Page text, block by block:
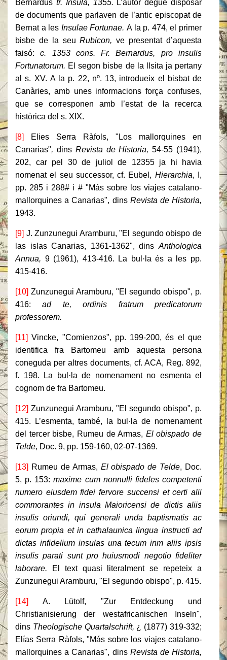
Bernardus tr. Insula, 1355. L’autor degué disposar
de documents que parlaven de l’antic episcopat de
Bernat a les Insulae Fortunae.A la p. 474, el primer
bisbe de la seuRubicon,ve presentat d’aquesta
faisó:c. 1353 cons. Fr. Bernardus, pro insulis
Fortunatorum. El segon bisbe de la llsita ja pertany
al s. XV. A la p. 22, nº. 13, introdueix el bisbat de
Canàries, amb unes informacions força confuses,
que se corresponen amb l’estat de la recerca
històrica del s. XIX.
[8]
Elies Serra Ràfols, "Los mallorquines en
Canarias", dins Revista de Historia,54-55 (1941),
202, car pel 30 de juliol de 12355 ja hi havia
nomenat el seu successor, cf. Eubel, Hierarchia, I,
pp. 285 i 288# i # "Más sobre los viajes catalano-
mallorquines a Canarias", dinsRevista de Historia,
1943.
[9] J. Zunzunegui Aramburu, "El segundo obispo de
las islas Canarias, 1361-1362", dinsAnthologica
Annua, 9 (1961), 413-416. La bul·la és a les pp.
415-416.
[10] Zunzunegui Aramburu, "El segundo obispo", p.
416:ad te, ordinis fratrum predicatorum
professorem.
[11] Vincke, "Comienzos", pp. 199-200, és el que
identifica fra Bartomeu amb aquesta persona
coneguda per altres documents, cf. ACA, Reg. 892,
f. 198. La bul·la de nomenament no esmenta el
cognom de fra Bartomeu.
[12] Zunzunegui Aramburu, "El segundo obispo", p.
415. L’esmenta, també, la bul·la de nomenament
del tercer bisbe, Rumeu de Armas, El obispado de
Telde, Doc. 9, pp. 159-160, 02-07-1369.
[13] Rumeu de Armas, El obispado de Telde, Doc.
5, p. 153:maxime cum nonnulli fideles competenti
numero eiusdem fidei fervore succensi et certi alii
commorantes in insula Maioricensi de dictis aliis
insulis oriundi, qui generali unda baptismatis ac
eorum propia et in cathalaunica lingua instructi ad
dictas infidelium insulas una tecum inm aliis ipsis
insulis parati sunt pro huiusmodi negotio fideliter
laborare.
El text quasi literalment se repeteix a
Zunzunegui Aramburu, "El segundo obispo", p. 415.
[14]
A. Lütolf, "Zur Entdeckung und
Christianisierung der westafricanischen Inseln",
dins Theologische Quartalschrift, ¿ (1877) 319-332;
Elías Serra Ràfols, "Más sobre los viajes catalano-
mallorquines a Canarias", dinsRevista de Historia,